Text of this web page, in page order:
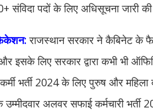
संविदा पदों के लिए अधिसूचना जारी
राजस्थान सरकार ने कैबिनेट के
इसके लिए सरकार द्वारा कभी भी
भर्ती 2024 के लिए पुरुष और
अलवर सफाई कर्मचारी